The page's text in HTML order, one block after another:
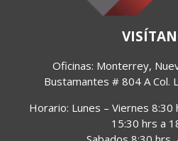
Oficinas: Monterrey,
Bustamantes # 804 A Col.
Horario: Lunes – Viernes
15:30 hrs a